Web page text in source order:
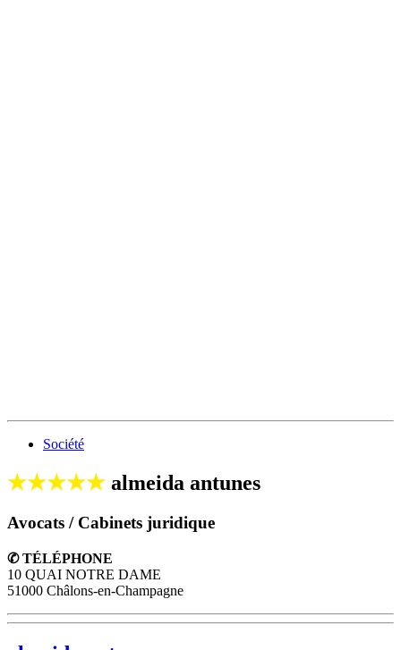
Société
★★★★★ almeida antunes
Avocats / Cabinets juridique
✆ TÉLÉPHONE
10 QUAI NOTRE DAME
51000 Châlons-en-Champagne